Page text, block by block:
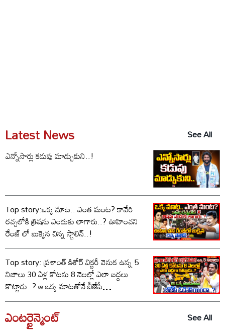
Latest News
See All
ఎన్నోసార్లు కడుపు మాడ్చుకుని..!
Top story:ఒక్క మాట.. ఎంత మంట? కావేరి
రచ్చలోకి త్రిషను ఎందుకు లాగారు..? ఊహించని
రేంజ్ లో బుక్కైన చిన్న స్టాలిన్..!
Top story: ప్రశాంత్ కిశోర్ విక్టరీ వెనుక ఉన్న 5
నిజాలు 30 ఏళ్ల కోటను 8 నెలల్లో ఎలా బద్దలు
కొట్టాడు..? ఆ ఒక్క మాటతోనే బీజేపీ
ఓడిపోయిందా..?
ఎంటర్టైన్మెంట్
See All